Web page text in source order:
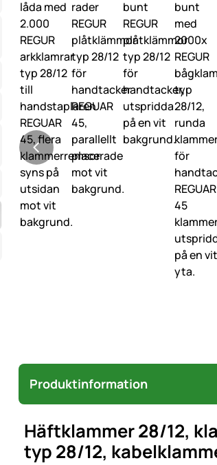
Produktinformation
Häftklammer 28/12,
typ 28/12,